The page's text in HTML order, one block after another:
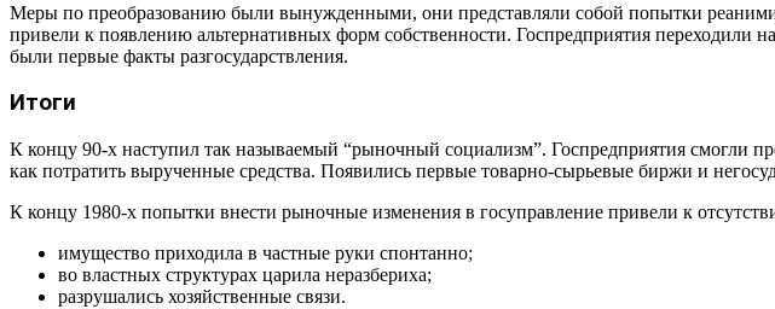
Меры по преобразованию были вынужденными, они представляли собой попытки
привели к появлению альтернативных форм собственности. Госпредприятия переходили
были первые факты разгосударствления.
Итоги
К концу 90-х наступил так называемый “рыночный социализм”. Госпредприятия смогли
как потратить вырученные средства. Появились первые товарно-сырьевые биржи и
К концу 1980-х попытки внести рыночные изменения в госуправление привели к
имущество приходила в частные руки спонтанно;
во властных структурах царила неразбериха;
разрушались хозяйственные связи.